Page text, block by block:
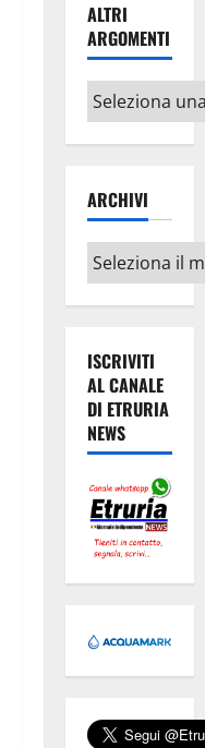
ALTRI
ARGOMENTI
Altri
argomenti
ARCHIVI
Archivi
ISCRIVITI
AL CANALE
DI ETRURIA
NEWS